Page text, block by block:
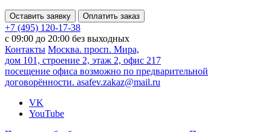
Оставить заявку Оплатить заказ
+7 (495) 120-17-38
с 09:00 до 20:00 без выходных
Контакты Москва. просп. Мира,
дом 101, строение 2, этаж 2, офис 217
посещение офиса возможно по предварительной
договорённости. asafev.zakaz@mail.ru
VK
YouTube